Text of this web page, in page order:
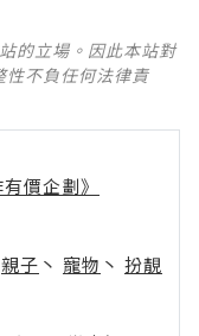
的立場。因此本站對
性不負任何法律責
價企劃》
親子 丶 寵物 丶 扮靚